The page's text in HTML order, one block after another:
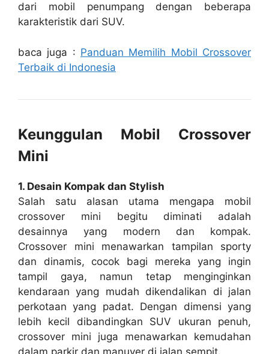
dari mobil penumpang dengan beberapa
karakteristik dari SUV.
baca juga : Panduan Memilih Mobil Crossover
Terbaik di Indonesia
Keunggulan Mobil Crossover
Mini
1. Desain Kompak dan Stylish
Salah satu alasan utama mengapa mobil
crossover mini begitu diminati adalah
desainnya yang modern dan kompak.
Crossover mini menawarkan tampilan sporty
dan dinamis, cocok bagi mereka yang ingin
tampil gaya, namun tetap menginginkan
kendaraan yang mudah dikendalikan di jalan
perkotaan yang padat. Dengan dimensi yang
lebih kecil dibandingkan SUV ukuran penuh,
crossover mini juga menawarkan kemudahan
dalam parkir dan manuver di jalan sempit.